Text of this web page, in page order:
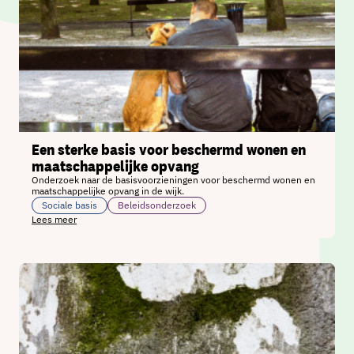
Een sterke basis voor beschermd wonen en
maatschappelijke opvang
Onderzoek naar de basisvoorzieningen voor beschermd wonen en
maatschappelijke opvang in de wijk.
Sociale basis
Beleidsonderzoek
Lees meer